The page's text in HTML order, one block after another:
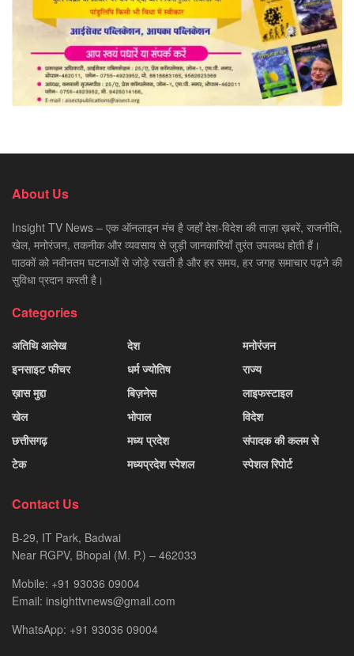
About Us
Insight TV News – एक ऑनलाइन मंच है जहाँ देश-विदेश की ताज़ा ख़बरें, राजनीति,
खेल, मनोरंजन, तकनीक और व्यवसाय से जुड़ी जानकारियाँ तुरंत उपलब्ध होती हैं।
पाठकों को नवीनतम घटनाओं से जोड़े रखती है और हर समय, हर जगह समाचार पढ़ने की
सुविधा प्रदान करती है।
Categories
अतिथि आलेख
इनसाइट फीचर
ख़ास मुद्दा
खेल
छत्तीसगढ़
टेक
देश
धर्म ज्योतिष
बिज़नेस
भोपाल
मध्य प्रदेश
मध्यप्रदेश स्पेशल
मनोरंजन
राज्य
लाइफस्टाइल
विदेश
संपादक की कलम से
स्पेशल रिपोर्ट
Contact Us
B-29, IT Park, Badwai
Near RGPV, Bhopal (M. P.) – 462033
Mobile: +91 93036 09004
Email: insighttvnews@gmail.com
WhatsApp: +91 93036 09004